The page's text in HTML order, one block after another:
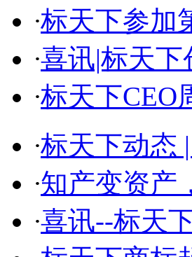
·标天下参加
·喜讯|标天
·标天下CEO
·标天下动态
·知产变资
·喜讯--标天